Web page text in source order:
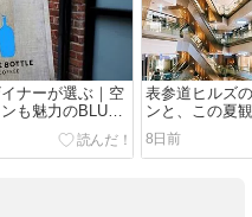
ナーが選ぶ｜空
も魅力のBLUE
COFFEE /
＃602
表参道ヒルズ
ンと、この夏
ラマ /
601
8日前